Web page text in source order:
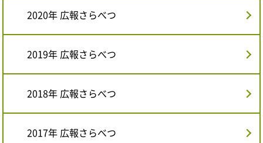
2020年 広報さらべつ
2019年 広報さらべつ
2018年 広報さらべつ
2017年 広報さらべつ